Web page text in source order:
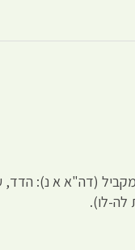
(דה"א א נ):
לה-לו).